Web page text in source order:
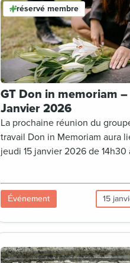
réservé membre
GT Don in memoriam –
Janvier 2026
La prochaine réunion du
travail Don in Memoriam aura
jeudi 15 janvier 2026 de 14h30
Événement 15